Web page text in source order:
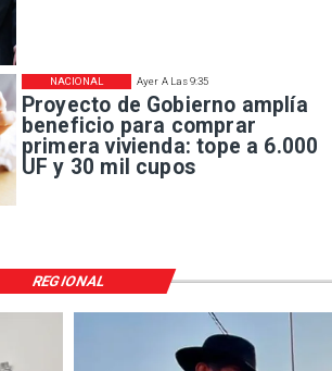
Ayer A Las 9:35
Proyecto de Gobierno amplía
beneficio para comprar
primera vivienda: tope a 6.000
UF y 30 mil cupos
NACIONAL
REGIONAL